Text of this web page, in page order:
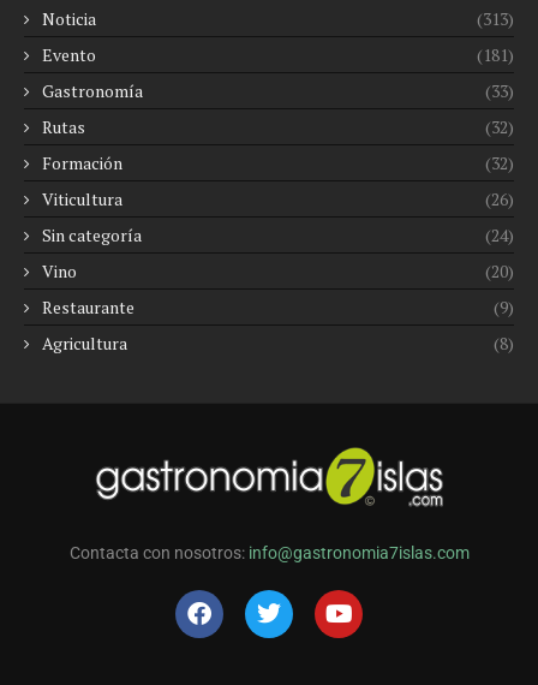
Noticia
(313)
Evento
(181)
Gastronomía
(33)
Rutas
(32)
Formación
(32)
Viticultura
(26)
Sin categoría
(24)
Vino
(20)
Restaurante
(9)
Agricultura
(8)
Contacta con nosotros: info@gastronomia7islas.com